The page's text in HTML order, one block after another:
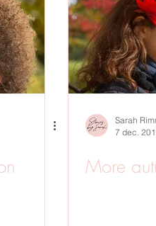
Sarah
7 dec.
More